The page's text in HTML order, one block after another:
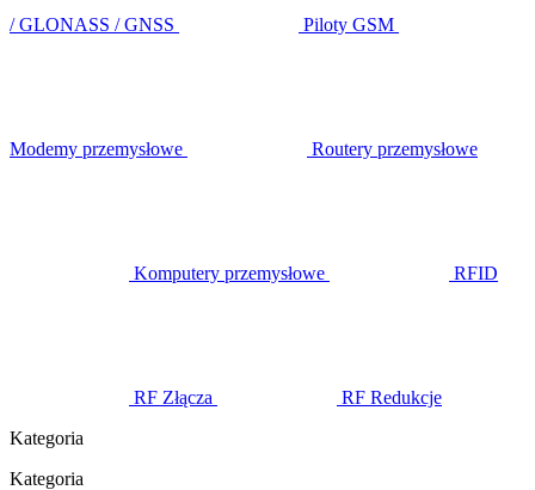
/ GLONASS / GNSS Piloty GSM
Modemy przemysłowe Routery przemysłowe
Komputery przemysłowe RFID
RF Złącza
RF Redukcje
Kategoria
Kategoria